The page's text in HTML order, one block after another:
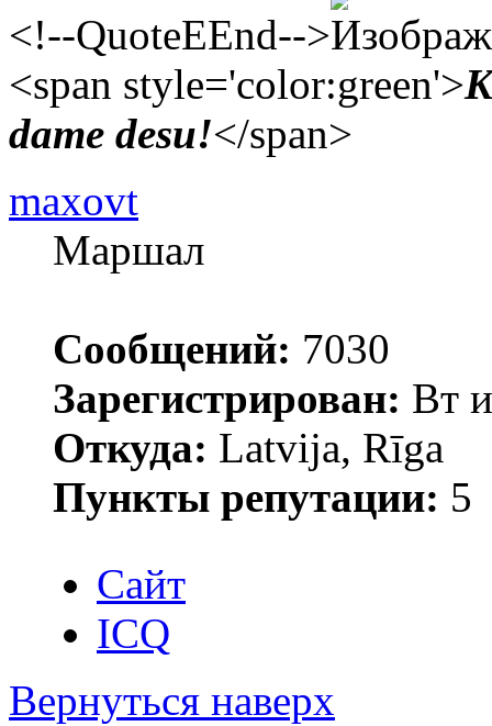
<!--QuoteEEnd-->
<span style='color:green'>
dame desu!</span>
maxovt
Маршал
Сообщений: 7030
Зарегистрирован: Вт
Откуда: Latvija, Rīga
Пункты репутации: 5
Сайт
ICQ
Вернуться наверх